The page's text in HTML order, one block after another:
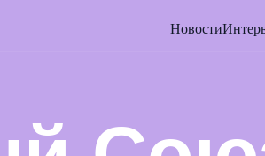
Новости